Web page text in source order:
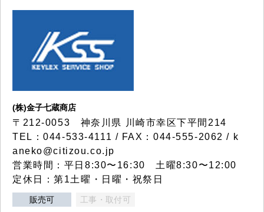
(株)金子七蔵商店
〒212-0053 神奈川県 川崎市幸区下平間214
TEL：044-533-4111 / FAX：044-555-2062 / k
aneko@citizou.co.jp
営業時間：平日8:30〜16:30 土曜8:30〜12:00
定休日：第1土曜・日曜・祝祭日
販売可 工事・取付可